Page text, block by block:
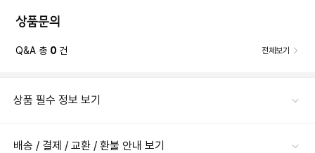
상품문의
Q&A 총 0 건 전체보기
상품 필수 정보 보기
배송 / 결제 / 교환 / 환불 안내 보기